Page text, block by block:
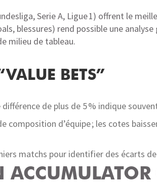
Serie A, Ligue 1) offrent le
blessures) rend possible une
milieu de tableau.
BETS”
de plus de 5 % indique
composition d’équipe ; les cotes
matchs pour identifier des écarts